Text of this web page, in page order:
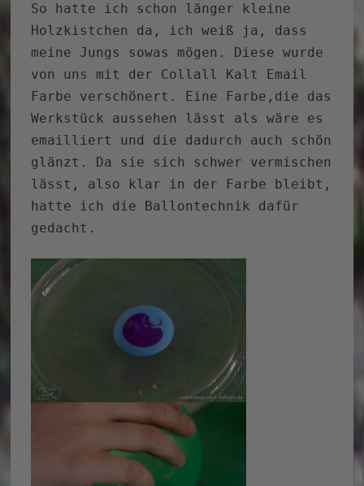
So hatte ich schon länger kleine
Holzkistchen da, ich weiß ja, dass
meine Jungs sowas mögen. Diese wurde
von uns mit der Collall Kalt Email
Farbe verschönert. Eine Farbe,die das
Werkstück aussehen lässt als wäre es
emailliert und die dadurch auch schön
glänzt. Da sie sich schwer vermischen
lässt, also klar in der Farbe bleibt,
hatte ich die Ballontechnik dafür
gedacht.